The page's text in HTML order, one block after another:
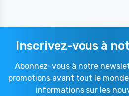
Inscrivez-vous à
Abonnez-vous à notre
promotions avant tout le
informations sur les